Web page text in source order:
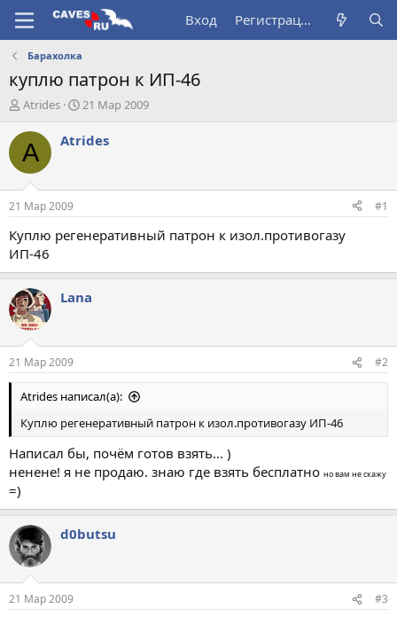
Вход Регистрация
Барахолка
куплю патрон к ИП-46
А
т
о
т
е
м
ы
Atrides
Д
т
а
л
21 Мар 2009
A Atrides
21 Мар 2009 #1
Куплю регенеративный патрон к изол.противогазу
ИП-46
Lana
21 Мар 2009 #2
Atrides написал(а):
Куплю регенеративный патрон к изол.противогазу ИП-46
Написал бы, почём готов взять... )
ненене! я не продаю. знаю где взять бесплатно но вам не скажу
=)
d0butsu
21 Мар 2009 #3